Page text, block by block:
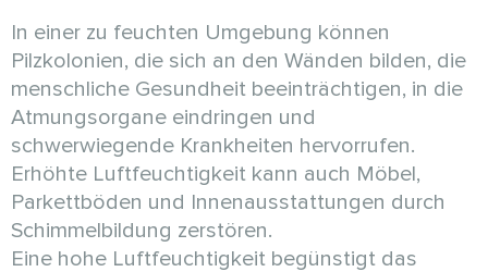
In einer zu feuchten Umgebung können
Pilzkolonien, die sich an den Wänden bilden, die
menschliche Gesundheit beeinträchtigen, in die
Atmungsorgane eindringen und
schwerwiegende Krankheiten hervorrufen.
Erhöhte Luftfeuchtigkeit kann auch Möbel,
Parkettböden und Innenausstattungen durch
Schimmelbildung zerstören.
Eine hohe Luftfeuchtigkeit begünstigt das